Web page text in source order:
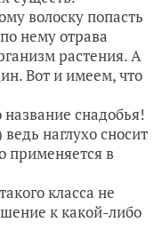
волоску попасть
нему отрава
растения. А
Вот и имеем, что
снадобья!
наглухо сносит
применяется в
класса не
к какой-либо